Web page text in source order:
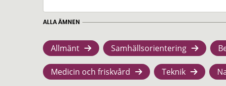
ALLA ÄMNEN
Allmänt Samhällsorientering
Medicin och friskvård Teknik